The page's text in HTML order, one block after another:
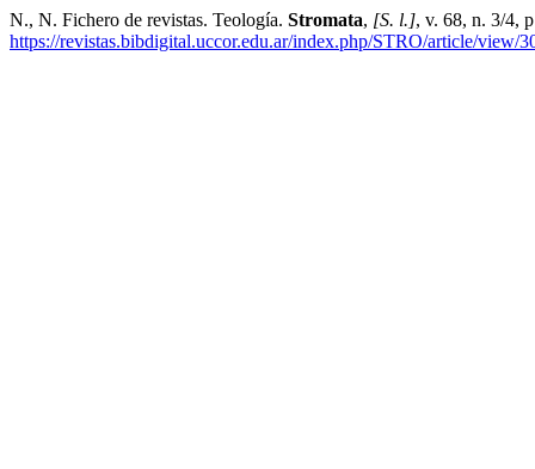
N., N. Fichero de revistas. Teología. Stromata, [S. l.], v. 68, n. 3/4,
https://revistas.bibdigital.uccor.edu.ar/index.php/STRO/article/view/